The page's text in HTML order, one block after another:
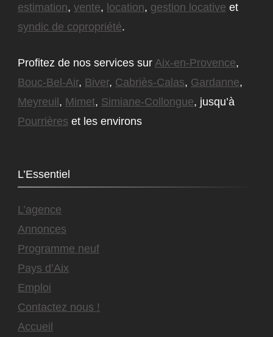
estimation, vente, location, gestion locative et
syndic de copropriété.
Profitez de nos services sur Aix-en-Provence,
Bouc-Bel-Air, Biver, Cabriès-Calas, Gardanne,
Meyreuil , Mimet, Simiane-Collongue, jusqu’à
Pourrières et les environs
L’Essentiel
L’agence
Annonces
Programme neuf
Pays d’Aix
Emploi
Contactez nous !
Accueil